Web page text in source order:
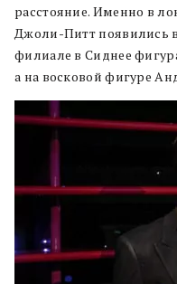
расстояние. Именно в
Джоли-Питт появились в
филиале в Сиднее
а на восковой фигуре